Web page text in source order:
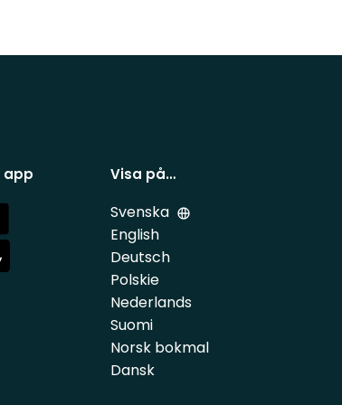
app Visa på…
Svenska
English
Deutsch
Polskie
Nederlands
Suomi
Norsk bokmal
Dansk